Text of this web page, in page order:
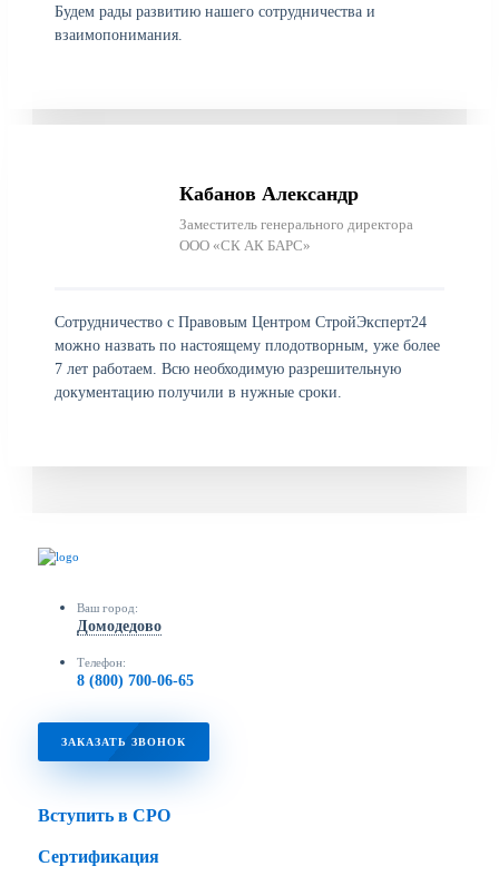
Будем рады развитию нашего сотрудничества и
взаимопонимания.
Кабанов Александр
Заместитель генерального директора
ООО «СК АК БАРС»
Сотрудничество с Правовым Центром СтройЭксперт24
можно назвать по настоящему плодотворным, уже более
7 лет работаем. Всю необходимую разрешительную
документацию получили в нужные сроки.
Ваш город:
Домодедово
Телефон:
8 (800) 700-06-65
ЗАКАЗАТЬ ЗВОНОК
Вступить в СРО
Сертификация